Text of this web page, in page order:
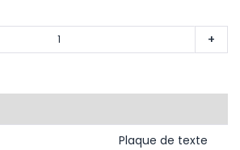
+
Plaque de texte